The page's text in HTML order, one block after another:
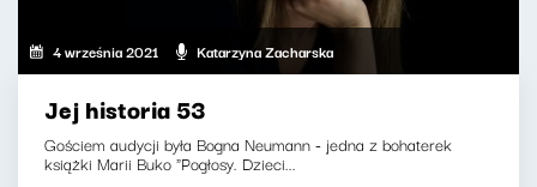
4 września 2021 Katarzyna Zacharska
Jej historia 53
Gościem audycji była Bogna Neumann - jedna z bohaterek
książki Marii Buko "Pogłosy. Dzieci...